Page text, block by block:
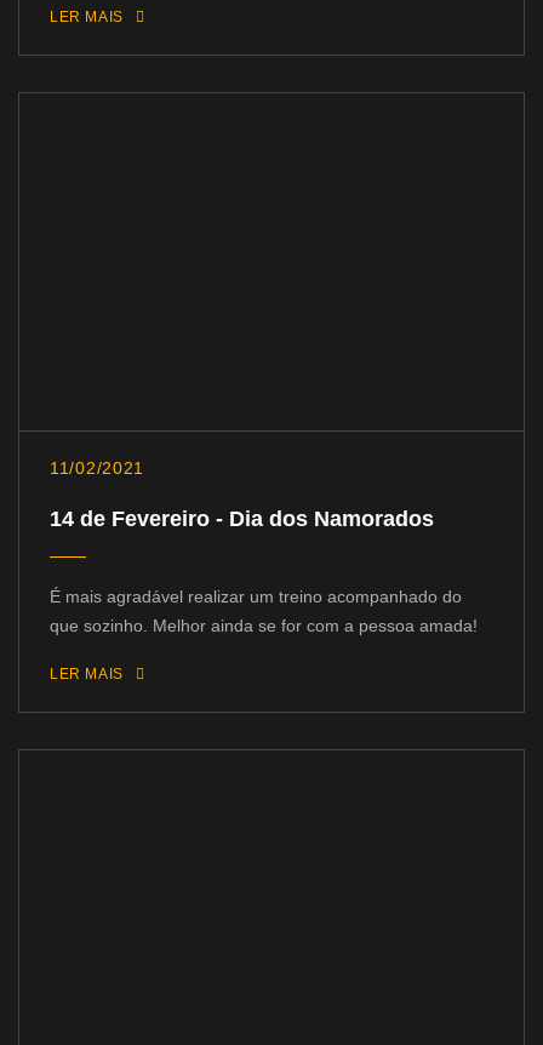
LER MAIS
11/02/2021
14 de Fevereiro - Dia dos Namorados
É mais agradável realizar um treino acompanhado do
que sozinho. Melhor ainda se for com a pessoa amada!
LER MAIS